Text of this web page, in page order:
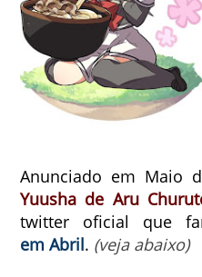
Anunciado em Maio
Yuusha de Aru
twitter oficial que
em Abril. (veja abaixo)